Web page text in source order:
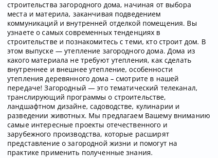
строительства загородного дома, начиная от выбора
места и материла, заканчивая подведением
коммуникаций и внутренней отделкой помещения. Вы
узнаете о самых современных тенденциях в
строительстве и познакомитесь с теми, кто строит дом. В
этом выпуске — утепление загородного дома. Дома из
какого материала не требуют утепления, как сделать
внутреннее и внешнее утепление, особенности
утепления деревянного дома – смотрите в нашей
передаче! Загородный — это тематический телеканал,
транслирующий программы о строительстве,
ландшафтном дизайне, садоводстве, кулинарии и
разведении животных. Мы предлагаем Вашему вниманию
самые интересные проекты отечественного и
зарубежного производства, которые расширят
представление о загородной жизни и помогут на
практике применить полученные знания.